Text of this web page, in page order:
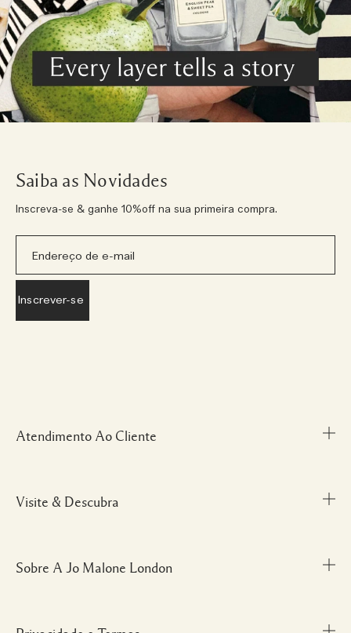
Saiba as Novidades
Inscreva-se & ganhe 10%off na sua primeira compra.
Atendimento Ao Cliente
Meu Perfil
Personal Shopper
Visite & Descubra
Descubra uma Fragrância
Sobre A Jo Malone London